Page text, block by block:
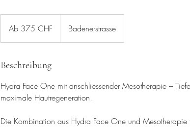
Schweizer
Ab 375 CHF Badenerstrasse
Beschreibung
Hydra Face One mit anschliessender Mesotherapie –
maximale Hautregeneration.
Die Kombination aus Hydra Face One und